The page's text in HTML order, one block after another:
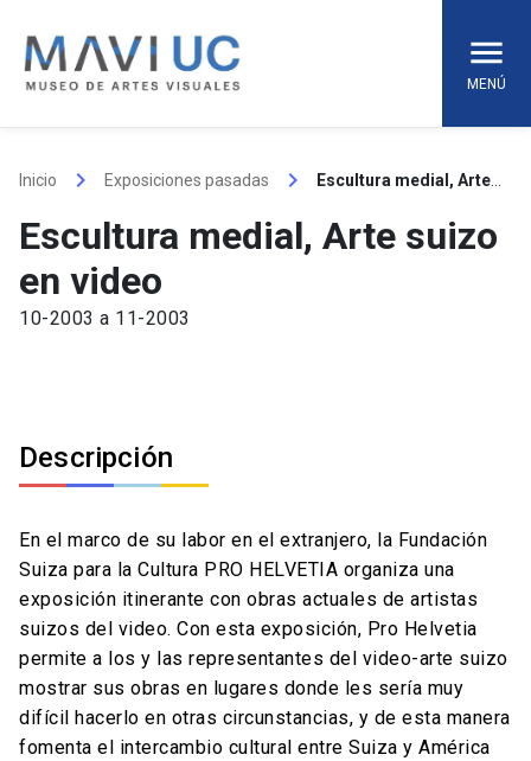
content
MENÚ
Inicio keyboard_arrow_right Exposiciones pasadas keyboard_arrow_right
Escultura medial, Arte suizo
en video
10-2003 a 11-2003
Descripción
En el marco de su labor en el extranjero, la Fundación
Suiza para la Cultura PRO HELVETIA organiza una
exposición itinerante con obras actuales de artistas
suizos del video. Con esta exposición, Pro Helvetia
permite a los y las representantes del video-arte suizo
mostrar sus obras en lugares donde les sería muy
difícil hacerlo en otras circunstancias, y de esta manera
fomenta el intercambio cultural entre Suiza y América